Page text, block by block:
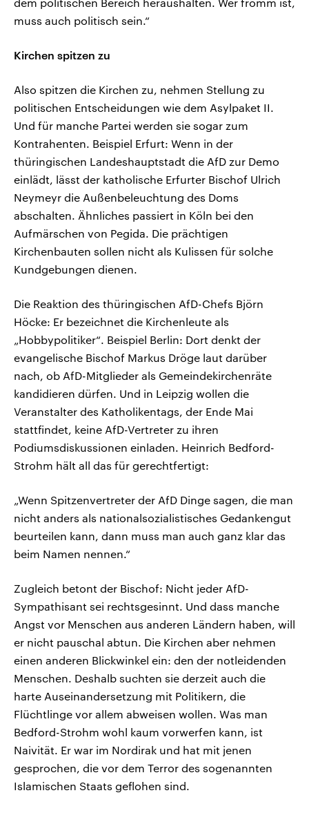
dem politischen Bereich heraushalten. Wer fromm ist,
muss auch politisch sein.“
Kirchen spitzen zu
Also spitzen die Kirchen zu, nehmen Stellung zu
politischen Entscheidungen wie dem Asylpaket II.
Und für manche Partei werden sie sogar zum
Kontrahenten. Beispiel Erfurt: Wenn in der
thüringischen Landeshauptstadt die AfD zur Demo
einlädt, lässt der katholische Erfurter Bischof Ulrich
Neymeyr die Außenbeleuchtung des Doms
abschalten. Ähnliches passiert in Köln bei den
Aufmärschen von Pegida. Die prächtigen
Kirchenbauten sollen nicht als Kulissen für solche
Kundgebungen dienen.
Die Reaktion des thüringischen AfD-Chefs Björn
Höcke: Er bezeichnet die Kirchenleute als
„Hobbypolitiker“. Beispiel Berlin: Dort denkt der
evangelische Bischof Markus Dröge laut darüber
nach, ob AfD-Mitglieder als Gemeindekirchenräte
kandidieren dürfen. Und in Leipzig wollen die
Veranstalter des Katholikentags, der Ende Mai
stattfindet, keine AfD-Vertreter zu ihren
Podiumsdiskussionen einladen. Heinrich Bedford-
Strohm hält all das für gerechtfertigt:
„Wenn Spitzenvertreter der AfD Dinge sagen, die man
nicht anders als nationalsozialistisches Gedankengut
beurteilen kann, dann muss man auch ganz klar das
beim Namen nennen.“
Zugleich betont der Bischof: Nicht jeder AfD-
Sympathisant sei rechtsgesinnt. Und dass manche
Angst vor Menschen aus anderen Ländern haben, will
er nicht pauschal abtun. Die Kirchen aber nehmen
einen anderen Blickwinkel ein: den der notleidenden
Menschen. Deshalb suchten sie derzeit auch die
harte Auseinandersetzung mit Politikern, die
Flüchtlinge vor allem abweisen wollen. Was man
Bedford-Strohm wohl kaum vorwerfen kann, ist
Naivität. Er war im Nordirak und hat mit jenen
gesprochen, die vor dem Terror des sogenannten
Islamischen Staats geflohen sind.